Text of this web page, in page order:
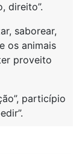
direito”.
saborear,
os animais
proveito
particípio